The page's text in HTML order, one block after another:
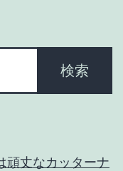
頑丈なカッターナ